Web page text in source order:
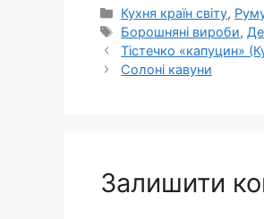
Категорії
Кухня країн світу,
Позначки
Борошняні вироби,
Тістечко «капуцин»
Солоні кавуни
Залишити